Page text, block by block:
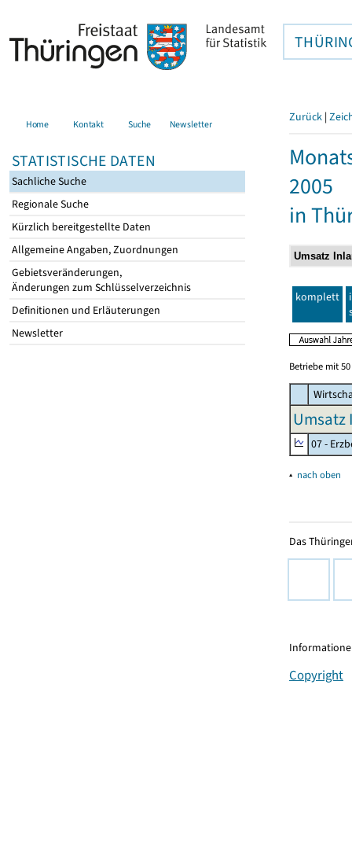
Home Kontakt Suche Newsletter
STATISTISCHE DATEN
Sachliche Suche
Regionale Suche
Kürzlich bereitgestellte Daten
Allgemeine Angaben, Zuordnungen
Gebietsveränderungen,
Änderungen zum Schlüsselverzeichnis
Definitionen und Erläuterungen
Newsletter
Zurück |
2005
in
komplett
Betriebe mit
Umsatz
07 -
▴ nach oben
Das
Copyright